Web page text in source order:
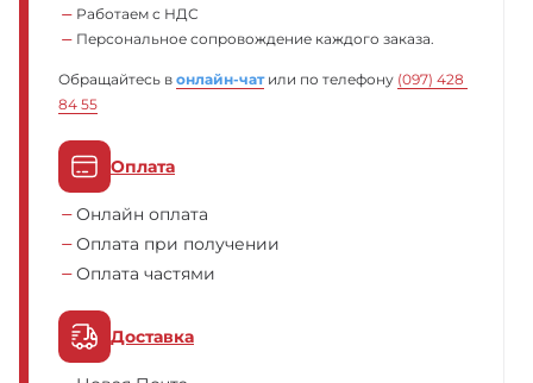
Работаем с НДС
Персональное сопровождение каждого заказа.
Обращайтесь в онлайн-чатили по телефону (097) 428
84 55
Оплата
Онлайн оплата
Оплата при получении
Оплата частями
Доставка